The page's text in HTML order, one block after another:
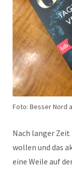
Foto: Besser Nord
Nach langer
wollen und das
eine Weile auf